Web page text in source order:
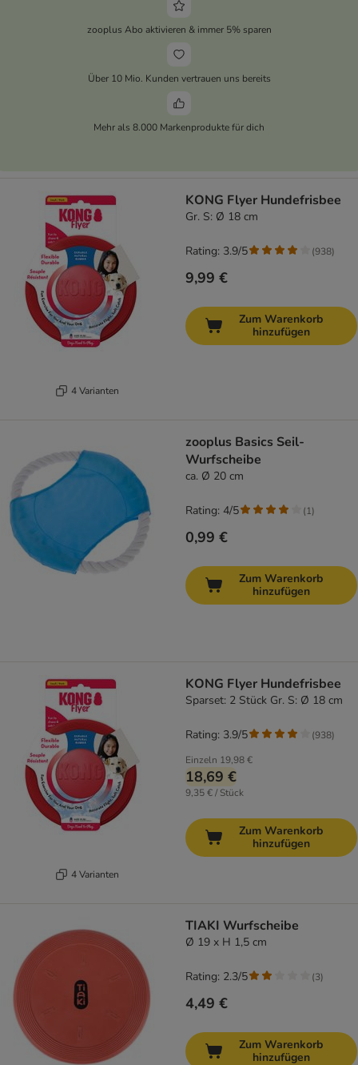
zooplus Abo aktivieren & immer 5% sparen
Über 10 Mio. Kunden vertrauen uns bereits
Mehr als 8.000 Markenprodukte für dich
4 Varianten
KONG Flyer Hundefrisbee
Gr. S: Ø 18 cm
9,99 €
Rating: 3.9/5 (938)
Zum Warenkorb
hinzufügen
zooplus Basics Seil-
Wurfscheibe
ca. Ø 20 cm
0,99 €
Rating: 4/5 (1)
Zum Warenkorb
hinzufügen
4 Varianten
KONG Flyer Hundefrisbee
Sparset: 2 Stück Gr. S: Ø 18 cm
Einzeln 19,98 €
18,69 €
9,35 € / Stück
Rating: 3.9/5 (938)
Zum Warenkorb
hinzufügen
TIAKI Wurfscheibe
Ø 19 x H 1,5 cm
4,49 €
Rating: 2.3/5 (3)
Zum Warenkorb
hinzufügen